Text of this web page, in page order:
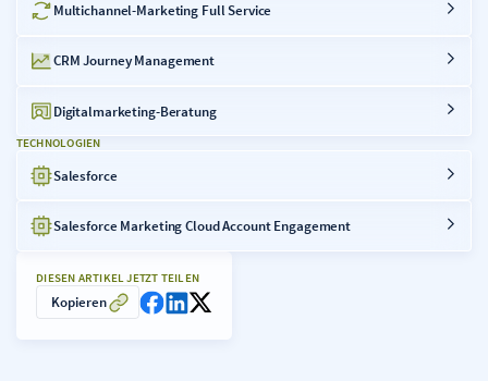
DIESEN ARTIKEL JETZT TEILEN
Kopieren
Multichannel-Marketing Full Service
CRM Journey Management
Digitalmarketing-Beratung
TECHNOLOGIEN
Salesforce
Salesforce Marketing Cloud Account Engagement